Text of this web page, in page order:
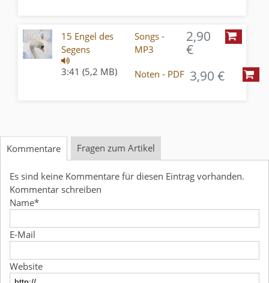
15 Engel des
Segens
3:41 (5,2 MB)
Songs -
MP3
2,90
€
Noten - PDF 3,90 €
Kommentare Fragen zum Artikel
Es sind keine Kommentare für diesen Eintrag vorhanden.
Kommentar schreiben
Name*
E-Mail
Website